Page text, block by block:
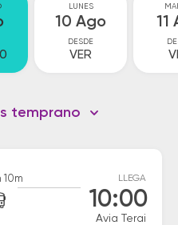
LUNES
10 Ago
DESDE
VER
11
temprano
10m LLEGA
10:00
Avia Terai